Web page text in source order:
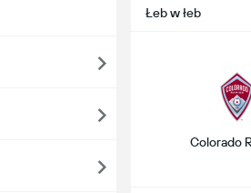
Łeb w łeb
Colorado